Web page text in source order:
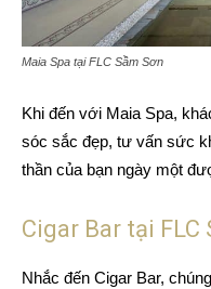
Maia Spa tại FLC Sầm Sơn
Khi đến với Maia Spa,
sóc sắc đẹp, tư vấn sức
thần của bạn ngày một
Cigar Bar tại FLC
Nhắc đến Cigar Bar,